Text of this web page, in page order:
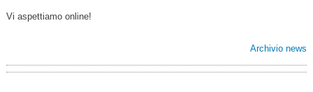
Vi aspettiamo online!
Archivio news